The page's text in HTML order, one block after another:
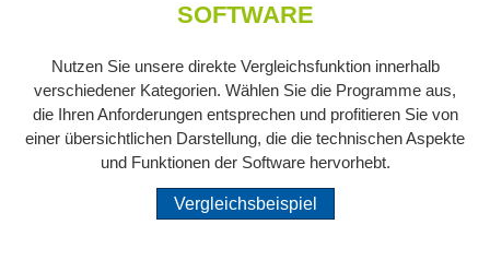
SOFTWARE
Nutzen Sie unsere direkte Vergleichsfunktion innerhalb
verschiedener Kategorien. Wählen Sie die Programme aus,
die Ihren Anforderungen entsprechen und profitieren Sie von
einer übersichtlichen Darstellung, die die technischen Aspekte
und Funktionen der Software hervorhebt.
Vergleichsbeispiel